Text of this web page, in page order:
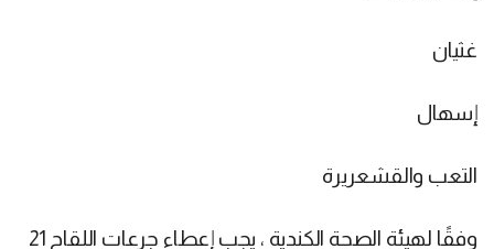
غثيان
إسهال
التعب والقشعريرة
وفقًا لهيئة الصحة الكندية ، يجب إعطاء جرعات اللقاح 21